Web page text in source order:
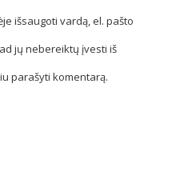
išsaugoti vardą, el. pašto
jų nebereiktų įvesti iš
parašyti komentarą.